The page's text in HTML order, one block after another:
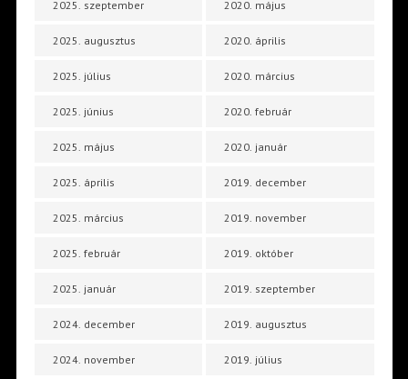
2025. szeptember
2025. augusztus
2025. július
2025. június
2025. május
2025. április
2025. március
2025. február
2025. január
2024. december
2024. november
2020. május
2020. április
2020. március
2020. február
2020. január
2019. december
2019. november
2019. október
2019. szeptember
2019. augusztus
2019. július